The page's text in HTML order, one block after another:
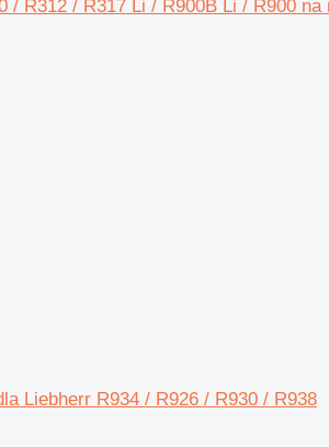
R312 / R317 Li / R900B Li / R900
Liebherr R934 / R926 / R930 / R938